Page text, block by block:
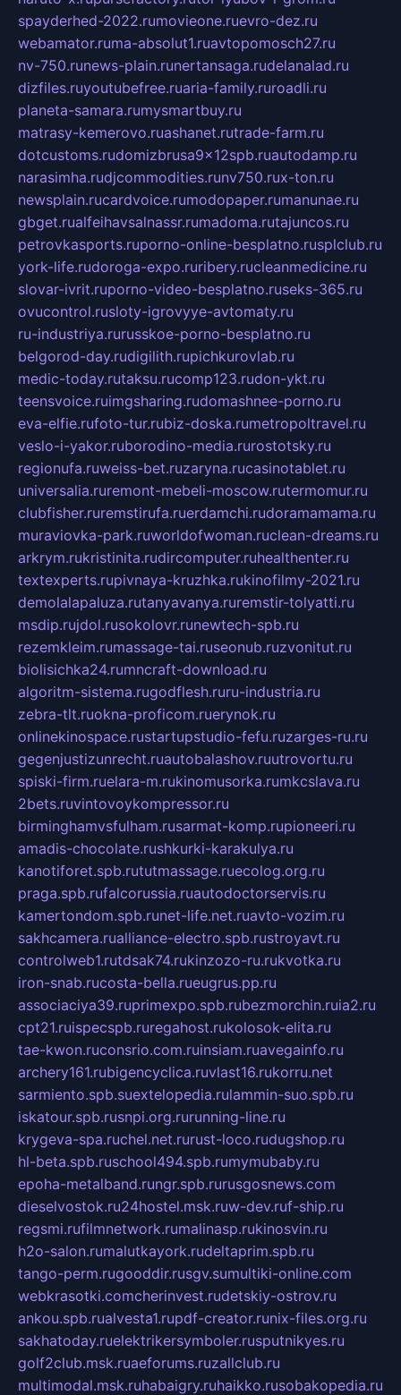
spayderhed-2022.rumovieone.ruevro-dez.ru
webamator.ruma-absolut1.ruavtopomosch27.ru
nv-750.runews-plain.runertansaga.rudelanalad.ru
dizfiles.ruyoutubefree.ruaria-family.ruroadli.ru
planeta-samara.rumysmartbuy.ru
matrasy-kemerovo.ruashanet.rutrade-farm.ru
dotcustoms.rudomizbrusa9x12spb.ruautodamp.ru
narasimha.rudjcommodities.runv750.rux-ton.ru
newsplain.rucardvoice.rumodopaper.rumanunae.ru
gbget.rualfeihavsalnassr.rumadoma.rutajuncos.ru
petrovkasports.ruporno-online-besplatno.rusplclub.ru
york-life.rudoroga-expo.ruribery.rucleanmedicine.ru
slovar-ivrit.ruporno-video-besplatno.ruseks-365.ru
ovucontrol.rusloty-igrovyye-avtomaty.ru
ru-industriya.rurusskoe-porno-besplatno.ru
belgorod-day.rudigilith.rupichkurovlab.ru
medic-today.rutaksu.rucomp123.rudon-ykt.ru
teensvoice.ruimgsharing.rudomashnee-porno.ru
eva-elfie.rufoto-tur.rubiz-doska.rumetropoltravel.ru
veslo-i-yakor.ruborodino-media.rurostotsky.ru
regionufa.ruweiss-bet.ruzaryna.rucasinotablet.ru
universalia.ruremont-mebeli-moscow.rutermomur.ru
clubfisher.ruremstirufa.ruerdamchi.rudoramamama.ru
muraviovka-park.ruworldofwoman.ruclean-dreams.ru
arkrym.rukristinita.rudircomputer.ruhealthenter.ru
textexperts.rupivnaya-kruzhka.rukinofilmy-2021.ru
demolalapaluza.rutanyavanya.ruremstir-tolyatti.ru
msdip.rujdol.rusokolovr.runewtech-spb.ru
rezemkleim.rumassage-tai.ruseonub.ruzvonitut.ru
biolisichka24.rumncraft-download.ru
algoritm-sistema.rugodflesh.ruru-industria.ru
zebra-tlt.ruokna-proficom.ruerynok.ru
onlinekinospace.rustartupstudio-fefu.ruzarges-ru.ru
gegenjustizunrecht.ruautobalashov.ruutrovortu.ru
spiski-firm.ruelara-m.rukinomusorka.rumkcslava.ru
2bets.ruvintovoykompressor.ru
birminghamvsfulham.rusarmat-komp.rupioneeri.ru
amadis-chocolate.rushkurki-karakulya.ru
kanotiforet.spb.rututmassage.ruecolog.org.ru
praga.spb.rufalcorussia.ruautodoctorservis.ru
kamertondom.spb.runet-life.net.ruavto-vozim.ru
sakhcamera.rualliance-electro.spb.rustroyavt.ru
controlweb1.rutdsak74.rukinzozo-ru.rukvotka.ru
iron-snab.rucosta-bella.rueugrus.pp.ru
associaciya39.ruprimexpo.spb.rubezmorchin.ruia2.ru
cpt21.ruispecspb.ruregahost.rukolosok-elita.ru
tae-kwon.ruconsrio.com.ruinsiam.ruavegainfo.ru
archery161.rubigencyclica.ruvlast16.rukorru.net
sarmiento.spb.suextelopedia.rulammin-suo.spb.ru
iskatour.spb.rusnpi.org.rurunning-line.ru
krygeva-spa.ruchel.net.rurust-loco.rudugshop.ru
hl-beta.spb.ruschool494.spb.rumymubaby.ru
epoha-metalband.rungr.spb.rurusgosnews.com
dieselvostok.ru24hostel.msk.ruw-dev.ruf-ship.ru
regsmi.rufilmnetwork.rumalinasp.rukinosvin.ru
h2o-salon.rumalutkayork.rudeltaprim.spb.ru
tango-perm.rugooddir.rusgv.sumultiki-online.com
webkrasotki.comcherinvest.rudetskiy-ostrov.ru
ankou.spb.rualvesta1.rupdf-creator.runix-files.org.ru
sakhatoday.ruelektrikersymboler.rusputnikyes.ru
golf2club.msk.ruaeforums.ruzallclub.ru
multimodal.msk.ruhabaigry.ruhaikko.rusobakopedia.ru